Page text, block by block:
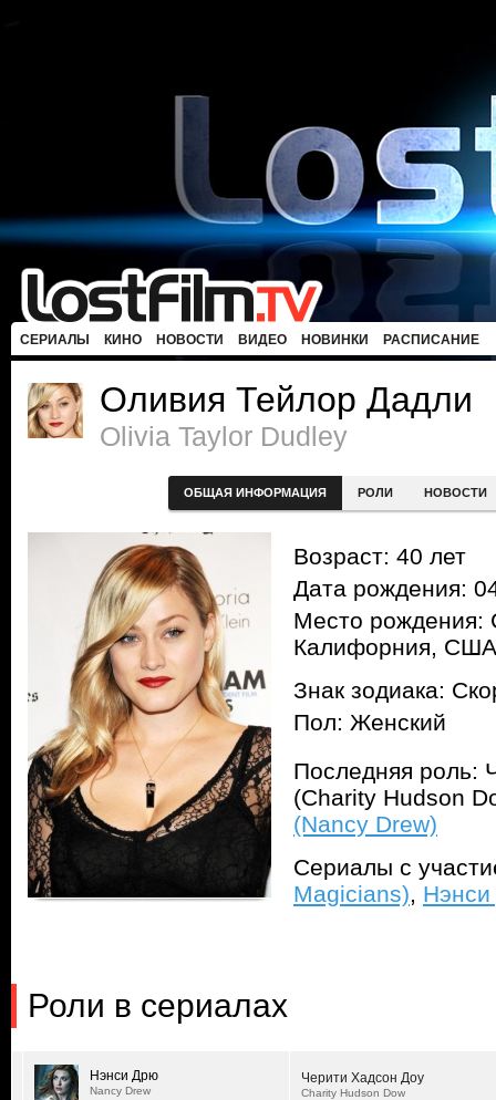
СЕРИАЛЫ КИНО НОВОСТИ ВИДЕО НОВИНКИ РАСПИСАНИЕ
Оливия Тейлор Дадли
Olivia Taylor Dudley
ОБЩАЯ ИНФОРМАЦИЯ РОЛИ НОВОСТИ
Возраст: 40 лет
Дата рождения:
Место рождения:
Калифорния, США
Знак зодиака:
Пол: Женский
Последняя роль:
(Charity Hudson
(Nancy Drew)
Сериалы с
Magicians),
Роли в сериалах
Нэнси Дрю
Nancy Drew
Черити Хадсон Доу
Charity Hudson Dow